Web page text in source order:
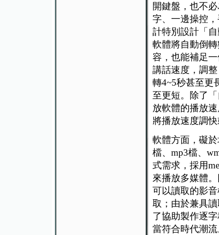
開鍵盤，也不
字、一邊操控
計特別設計「
軟體將自動倒
容，也能補足
講話速度，調
轉4~5秒甚至更
至更短。除了
放軟體的播放
將播放速度調
軟體方面，礙
檔、mp3檔、
式需求，採用
來播放多媒體
可以讀取的影
取；由於兼具
了協助製作逐
當符合時代潮